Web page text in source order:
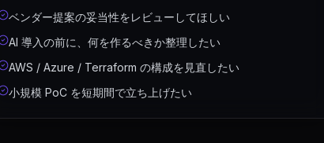
ベンダー提案の妥当性をレビューしてほしい
AI 導入の前に、何を作るべきか整理したい
AWS / Azure / Terraform の構成を見直したい
小規模 PoC を短期間で立ち上げたい